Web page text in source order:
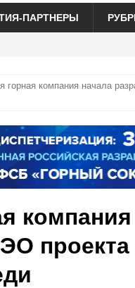
ПАРТНЕРЫ
горная компания начала
проекта